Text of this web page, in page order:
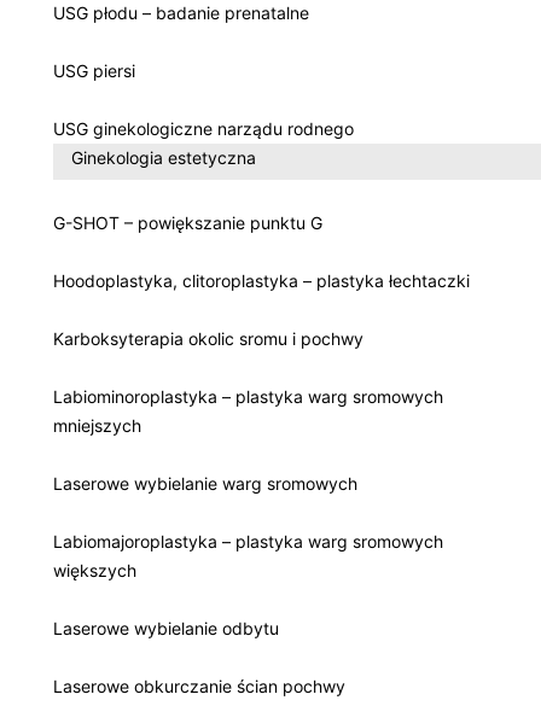
USG płodu – badanie prenatalne
USG piersi
USG ginekologiczne narządu rodnego
Ginekologia estetyczna
G-SHOT – powiększanie punktu G
Hoodoplastyka, clitoroplastyka – plastyka łechtaczki
Karboksyterapia okolic sromu i pochwy
Labiominoroplastyka – plastyka warg sromowych
mniejszych
Laserowe wybielanie warg sromowych
Labiomajoroplastyka – plastyka warg sromowych
większych
Laserowe wybielanie odbytu
Laserowe obkurczanie ścian pochwy